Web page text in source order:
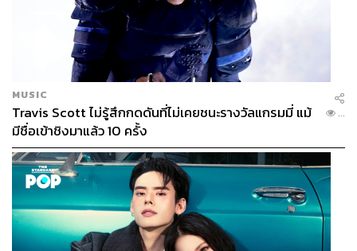
MUSIC
Travis Scott ไม่รู้สึกกดดันที่ไม่เคยชนะรางวัลแกรมมี่ แม้
มีชื่อเข้าชิงมาแล้ว 10 ครั้ง
...